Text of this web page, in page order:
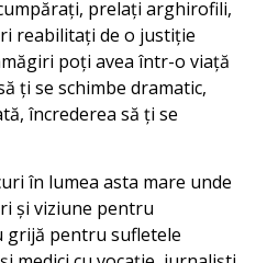
prelați arghirofili,
reabilitați de o justiție
poți avea într-o viață
ți se schimbe dramatic,
încrederea să ți se
în lumea asta mare unde
și viziune pentru
grijă pentru sufletele